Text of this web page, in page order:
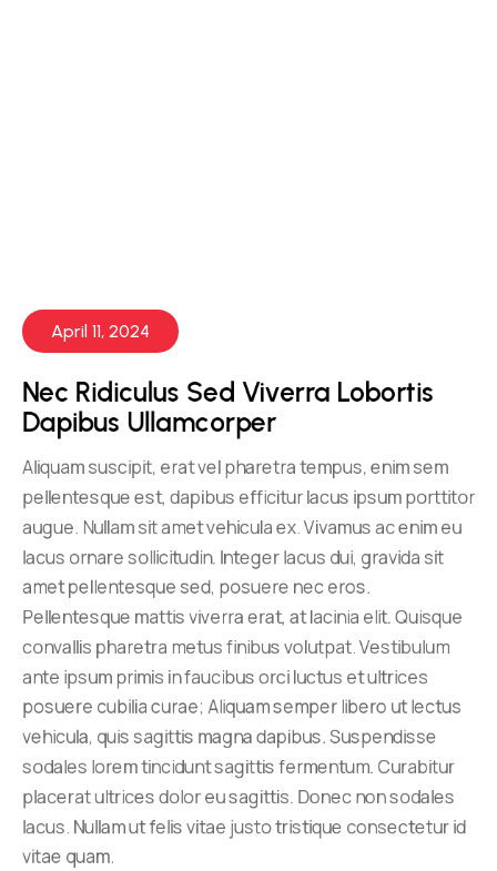
April 11, 2024
Nec Ridiculus Sed Viverra Lobortis
Dapibus Ullamcorper
Aliquam suscipit, erat vel pharetra tempus, enim sem
pellentesque est, dapibus efficitur lacus ipsum porttitor
augue. Nullam sit amet vehicula ex. Vivamus ac enim eu
lacus ornare sollicitudin. Integer lacus dui, gravida sit
amet pellentesque sed, posuere nec eros.
Pellentesque mattis viverra erat, at lacinia elit. Quisque
convallis pharetra metus finibus volutpat. Vestibulum
ante ipsum primis in faucibus orci luctus et ultrices
posuere cubilia curae; Aliquam semper libero ut lectus
vehicula, quis sagittis magna dapibus. Suspendisse
sodales lorem tincidunt sagittis fermentum. Curabitur
placerat ultrices dolor eu sagittis. Donec non sodales
lacus. Nullam ut felis vitae justo tristique consectetur id
vitae quam.